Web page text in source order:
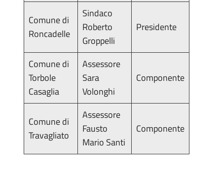
Comune di
Roncadelle
Sindaco
Roberto
Groppelli
Presidente
Comune di
Torbole
Casaglia
Assessore
Sara
Volonghi
Componente
Comune di
Travagliato
Assessore
Fausto
Mario Santi
Componente